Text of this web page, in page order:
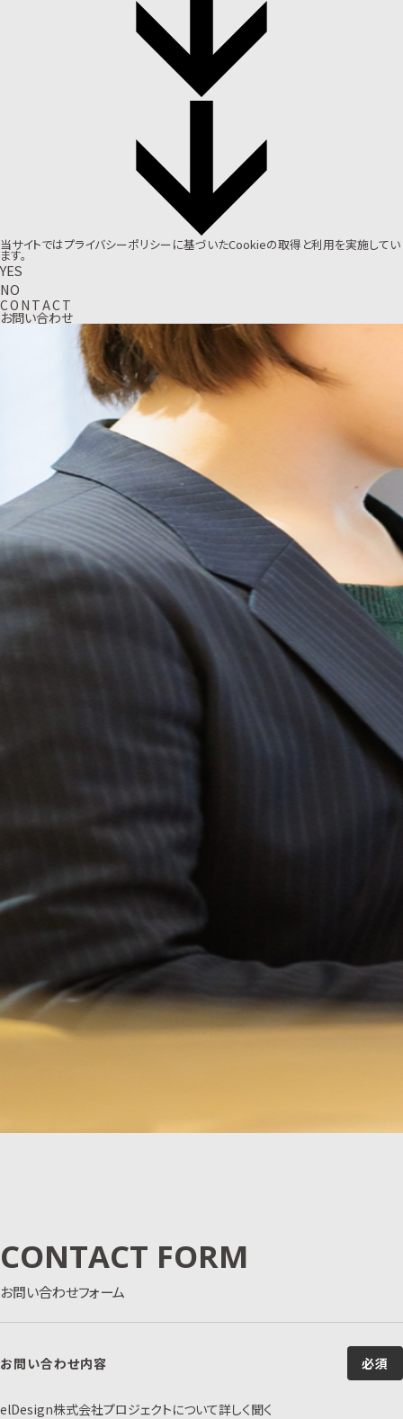
当サイトではプライバシーポリシーに基づいたCookieの取得と利用を実施してい
ます。
YES
NO
CO N TACT
お問い合わせ
CONTACT FORM
お問い合わせフォーム
お問い合わせ内容 必須
elDesign株式会社プロジェクトについて詳しく聞く